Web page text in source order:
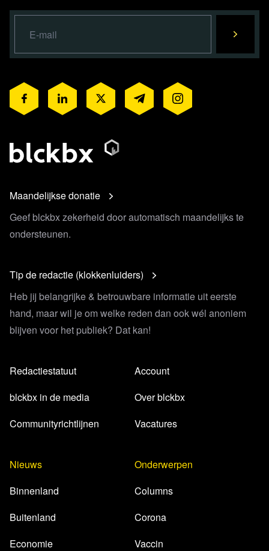
Als wij niet meer kunnen doen
wel?
Lees 60 reacties
Maandelijkse donatie
Geef blckbx zekerheid door automatisch maandelijks te
ondersteunen.
Tip de redactie (klokkenluiders)
Heb jij belangrijke & betrouwbare informatie uit eerste
hand, maar wil je om welke reden dan ook wél anoniem
blijven voor het publiek? Dat kan!
Redactiestatuut
blckbx in de media
Communityrichtlijnen
Account
Over blckbx
Vacatures
Nieuws
Binnenland
Buitenland
Economie
Onderwerpen
Columns
Corona
Vaccin